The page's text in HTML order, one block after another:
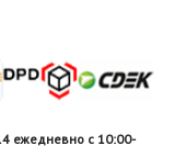
ежедневно с 10:00-